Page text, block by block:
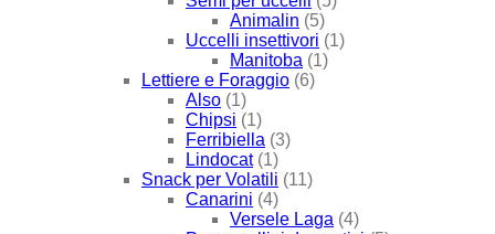
Animalin (5)
Uccelli insettivori (1)
Manitoba (1)
Lettiere e Foraggio (6)
Also (1)
Chipsi (1)
Ferribiella (3)
Lindocat (1)
Snack per Volatili (11)
Canarini (4)
Versele Laga (4)